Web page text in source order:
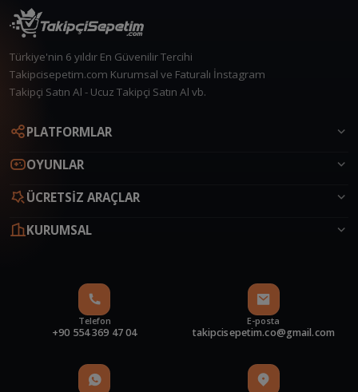
Türkiye'nin 6 yıldır En Güvenilir Tercihi
Takipcisepetim.com Kurumsal ve Faturalı İnstagram
Takipçi Satın Al - Ucuz Takipçi Satın Al vb.
PLATFORMLAR
OYUNLAR
ÜCRETSİZ ARAÇLAR
KURUMSAL
Telefon
+90 554 369 47 04
E-posta
takipcisepetim.co@gmail.com